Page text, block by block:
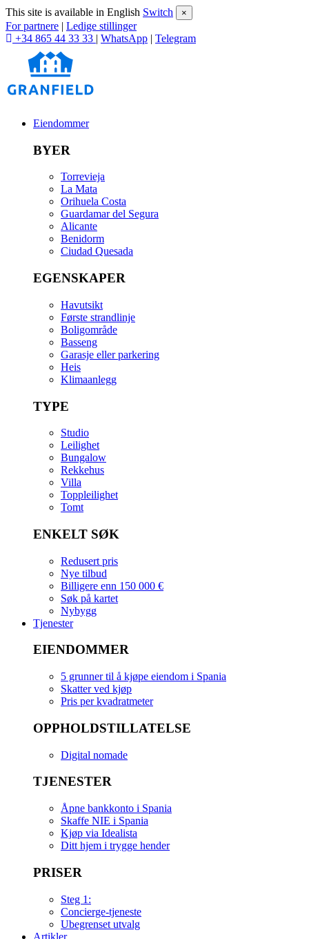
This site is available in English Switch ×
For partnere | Ledige stillinger
+34 865 44 33 33 | WhatsApp | Telegram
Eiendommer
BYER
Torrevieja
La Mata
Orihuela Costa
Guardamar del Segura
Alicante
Benidorm
Ciudad Quesada
EGENSKAPER
Havutsikt
Første strandlinje
Boligområde
Basseng
Garasje eller parkering
Heis
Klimaanlegg
TYPE
Studio
Leilighet
Bungalow
Rekkehus
Villa
Toppleilighet
Tomt
ENKELT SØK
Redusert pris
Nye tilbud
Billigere enn 150 000 €
Søk på kartet
Nybygg
Tjenester
EIENDOMMER
5 grunner til å kjøpe eiendom i Spania
Skatter ved kjøp
Pris per kvadratmeter
OPPHOLDSTILLATELSE
Digital nomade
TJENESTER
Åpne bankkonto i Spania
Skaffe NIE i Spania
Kjøp via Idealista
Ditt hjem i trygge hender
PRISER
Steg 1:
Concierge-tjeneste
Ubegrenset utvalg
Artikler